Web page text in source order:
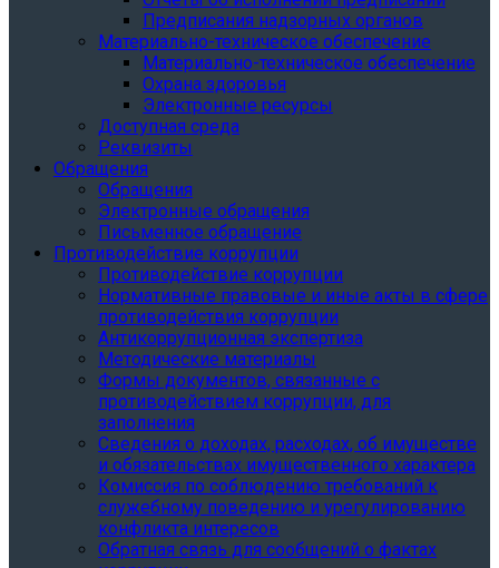
Предписания надзорных органов
Материально-техническое обеспечение
Материально-техническое обеспечение
Охрана здоровья
Электронные ресурсы
Доступная среда
Реквизиты
Обращения
Обращения
Электронные обращения
Письменное обращение
Противодействие коррупции
Противодействие коррупции
Нормативные правовые и иные акты в сфере
противодействия коррупции
Антикоррупционная экспертиза
Методические материалы
Формы документов, связанные с
противодействием коррупции, для
заполнения
Сведения о доходах, расходах, об имуществе
и обязательствах имущественного характера
Комиссия по соблюдению требований к
служебному поведению и урегулированию
конфликта интересов
Обратная связь для сообщений о фактах